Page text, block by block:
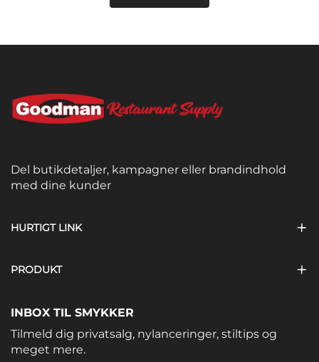
Del butikdetaljer, kampagner eller brandindhold
med dine kunder
HURTIGT LINK
PRODUKT
INBOX TIL SMYKKER
Tilmeld dig privatsalg, nylanceringer, stiltips og
meget mere.